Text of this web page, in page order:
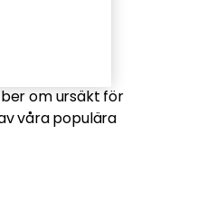
om ursäkt för
våra populära